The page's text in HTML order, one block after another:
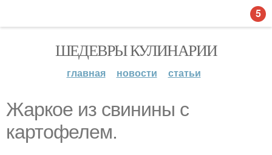
ШЕДЕВРЫ КУЛИНАРИИ
главная новости статьи
Жаркое из свинины с
картофелем.
5